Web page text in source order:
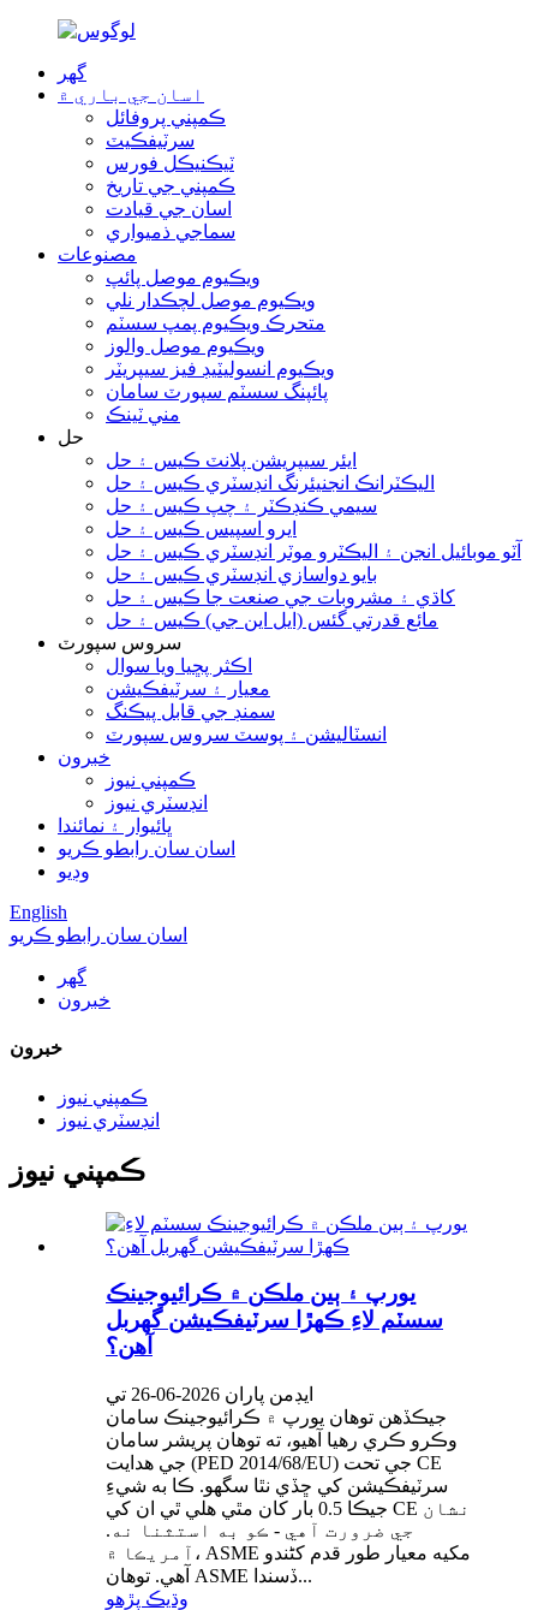
گھر
اسان جي باري ۾
ڪمپني پروفائل
سرٽيفڪيٽ
ٽيڪنيڪل فورس
ڪمپني جي تاريخ
اسان جي قيادت
سماجي ذميواري
مصنوعات
ويڪيوم موصل پائپ
ويڪيوم موصل لچڪدار نلي
متحرڪ ويڪيوم پمپ سسٽم
ويڪيوم موصل والوز
ويڪيوم انسوليٽيڊ فيز سيپريٽر
پائپنگ سسٽم سپورٽ سامان
مني ٽينڪ
حل
ايئر سيپريشن پلانٽ ڪيس ۽ حل
اليڪٽرانڪ انجنيئرنگ انڊسٽري ڪيس ۽ حل
سيمي ڪنڊڪٽر ۽ چپ ڪيس ۽ حل
ايرو اسپيس ڪيس ۽ حل
آٽو موبائيل انجن ۽ اليڪٽرو موٽر انڊسٽري ڪيس ۽ حل
بايو دواسازي انڊسٽري ڪيس ۽ حل
کاڌي ۽ مشروبات جي صنعت جا ڪيس ۽ حل
مائع قدرتي گئس (ايل اين جي) ڪيس ۽ حل
سروس سپورٽ
اڪثر پڇيا ويا سوال
معيار ۽ سرٽيفڪيشن
سمنڊ جي قابل پيڪنگ
انسٽاليشن ۽ پوسٽ سروس سپورٽ
خبرون
ڪمپني نيوز
انڊسٽري نيوز
ڀائيوار ۽ نمائندا
اسان سان رابطو ڪريو
وڊيو
English
اسان سان رابطو ڪريو
گھر
خبرون
خبرون
ڪمپني نيوز
انڊسٽري نيوز
ڪمپني نيوز
يورپ ۽ ٻين ملڪن ۾ ڪرائيوجينڪ
سسٽم لاءِ ڪهڙا سرٽيفڪيشن گهربل
آهن؟
ايڊمن پاران 2026-06-26 تي
جيڪڏهن توهان يورپ ۾ ڪرائيوجينڪ سامان
وڪرو ڪري رهيا آهيو، ته توهان پريشر سامان
جي هدايت (PED 2014/68/EU) جي تحت CE
سرٽيفڪيشن کي ڇڏي نٿا سگهو. ڪا به شيءِ
جيڪا 0.5 بار کان مٿي هلي ٿي ان کي CE نشان
جي ضرورت آهي - ڪو به استثنا نه.
آمريڪا ۾، ASME مکيه معيار طور قدم کڻندو
آهي. توهان ASME ڏسندا...
وڌيڪ پڙهو